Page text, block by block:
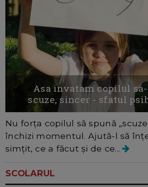
Asa invatam copilul
scuze, sincer - sfatul
Nu forța copilul să spună
închizi momentul. Ajută-l să
simțit, ce a făcut și de ce...
SCOLARUL